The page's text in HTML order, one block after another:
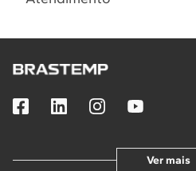
Ver mais